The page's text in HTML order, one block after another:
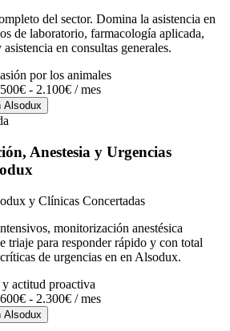
del sector. Domina la asistencia en
de laboratorio, farmacología aplicada,
en consultas generales.
por los animales
- 2.100€ / mes
Alsodux
Anestesia y Urgencias
y Clínicas Concertadas
monitorización anestésica
triaje para responder rápido y con total
de urgencias en en Alsodux.
actitud proactiva
- 2.300€ / mes
Alsodux